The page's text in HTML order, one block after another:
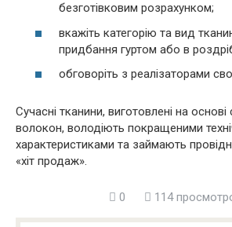
безготівковим розрахунком;
вкажіть категорію та вид
придбання гуртом або в
обговоріть з реалізаторами
Сучасні тканини, виготовлені на основі
волокон, володіють покращеними
характеристиками та займають
«хіт продаж».
0 114